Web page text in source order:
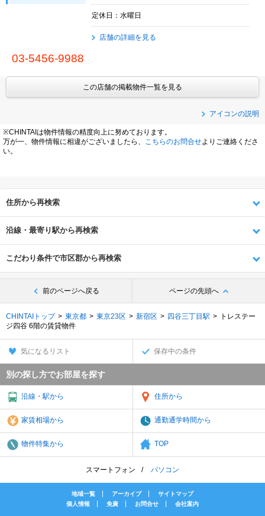
定休日：水曜日
店舗の詳細を見る
03-5456-9988
この店舗の掲載物件一覧を見る
アイコンの説明
※CHINTAIは物件情報の精度向上に努めております。
万が一、物件情報に相違がございましたら、
こちらのお問合せよりご連絡くださ
い。
住所から再検索
沿線・最寄り駅から再検索
こだわり条件で市区郡から再検索
前のページへ戻る ページの先頭へ
CHINTAIトップ 東京都 東京23区 新宿区 四谷三丁目駅
トレステー
ジ四谷 6階の賃貸物件
気になるリスト 保存中の条件
別の探し方でお部屋を探す
沿線・駅から 住所から
家賃相場から 通勤通学時間から
物件特集から TOP
スマートフォン パソコン
地域一覧 アーカイブ
サイトマップ
個人情報
免責 お問合せ 会社案内